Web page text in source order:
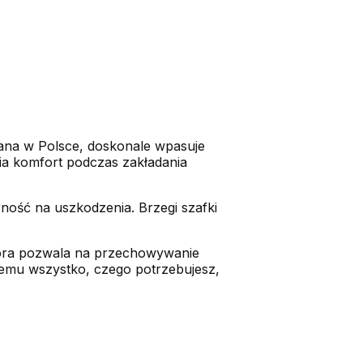
w Polsce, doskonale wpasuje
komfort podczas zakładania
na uszkodzenia. Brzegi szafki
pozwala na przechowywanie
wszystko, czego potrzebujesz,